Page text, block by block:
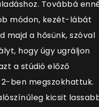
Továbbá
módon, kezét-lábát
majd a hősünk, szóval
hogy úgy ugráljon
a stúdió előző
ben megszokhattuk.
kicsit